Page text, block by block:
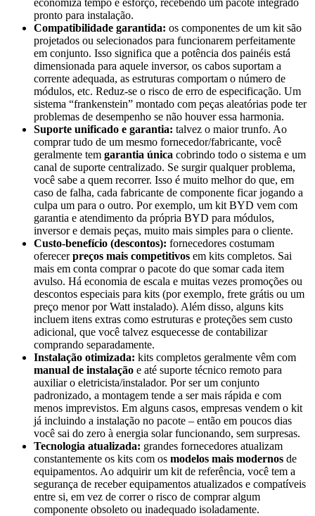
pronto para instalação.
Compatibilidade garantida: os componentes de um kit são
projetados ou selecionados para funcionarem perfeitamente
em conjunto. Isso significa que a potência dos painéis está
dimensionada para aquele inversor, os cabos suportam a
corrente adequada, as estruturas comportam o número de
módulos, etc. Reduz-se o risco de erro de especificação. Um
sistema “frankenstein” montado com peças aleatórias pode ter
problemas de desempenho se não houver essa harmonia.
Suporte unificado e garantia: talvez o maior trunfo. Ao
comprar tudo de um mesmo fornecedor/fabricante, você
geralmente tem garantia única cobrindo todo o sistema e um
canal de suporte centralizado. Se surgir qualquer problema,
você sabe a quem recorrer. Isso é muito melhor do que, em
caso de falha, cada fabricante de componente ficar jogando a
culpa um para o outro. Por exemplo, um kit BYD vem com
garantia e atendimento da própria BYD para módulos,
inversor e demais peças, muito mais simples para o cliente.
Custo-benefício (descontos): fornecedores costumam
oferecerpreços mais competitivos em kits completos. Sai
mais em conta comprar o pacote do que somar cada item
avulso. Há economia de escala e muitas vezes promoções ou
descontos especiais para kits (por exemplo, frete grátis ou um
preço menor por Watt instalado). Além disso, alguns kits
incluem itens extras como estruturas e proteções sem custo
adicional, que você talvez esquecesse de contabilizar
comprando separadamente.
Instalação otimizada: kits completos geralmente vêm com
manual de instalação e até suporte técnico remoto para
auxiliar o eletricista/instalador. Por ser um conjunto
padronizado, a montagem tende a ser mais rápida e com
menos imprevistos. Em alguns casos, empresas vendem o kit
já incluindo a instalação no pacote – então em poucos dias
você sai do zero à energia solar funcionando, sem surpresas.
Tecnologia atualizada: grandes fornecedores atualizam
constantemente os kits com os modelos mais modernos de
equipamentos. Ao adquirir um kit de referência, você tem a
segurança de receber equipamentos atualizados e compatíveis
entre si, em vez de correr o risco de comprar algum
componente obsoleto ou inadequado isoladamente.